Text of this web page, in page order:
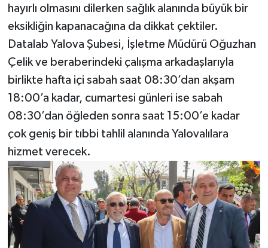
hayırlı olmasını dilerken sağlık alanında büyük bir
eksikliğin kapanacağına da dikkat çektiler.
Datalab Yalova Şubesi, İşletme Müdürü Oğuzhan
Çelik ve beraberindeki çalışma arkadaşlarıyla
birlikte hafta içi sabah saat 08:30’dan akşam
18:00’a kadar, cumartesi günleri ise sabah
08:30’dan öğleden sonra saat 15:00’e kadar
çok geniş bir tıbbi tahlil alanında Yalovalılara
hizmet verecek.